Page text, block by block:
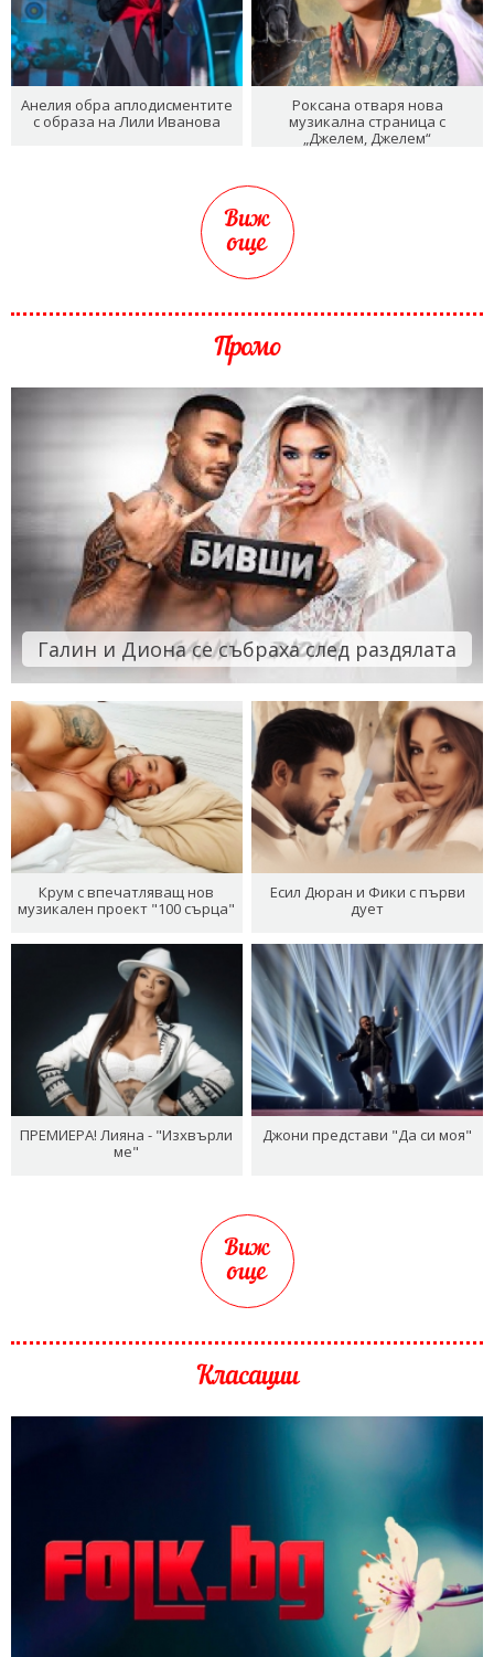
Анелия обра аплодисментите
с образа на Лили Иванова
Роксана отваря нова
музикална страница с
„Джелем, Джелем“
Виж
още
Промо
Галин и Диона се събраха след раздялата
Крум с впечатляващ нов
музикален проект "100 сърца"
Есил Дюран и Фики с първи
дует
ПРЕМИЕРА! Лияна - "Изхвърли
ме"
Джони представи "Да си моя"
Виж
още
Класации